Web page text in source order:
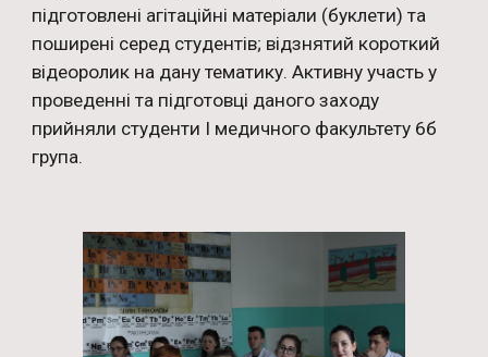
підготовлені агітаційні матеріали (буклети) та
поширені серед студентів; відзнятий короткий
відеоролик на дану тематику. Активну участь у
проведенні та підготовці даного заходу
прийняли студенти І медичного факультету 6б
група.